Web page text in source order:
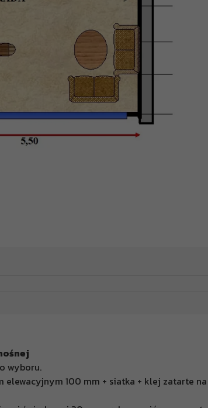
wyboru.
100 mm + siatka + klej zatarte